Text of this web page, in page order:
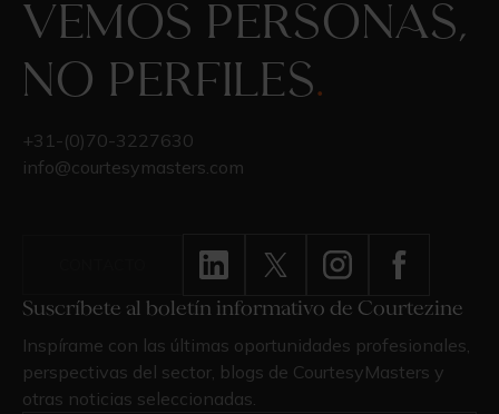
Vemos personas,
no perfiles.
+31-(0)70-3227630
info@courtesymasters.com
Suscríbete al boletín informativo de Courtezine
Inspírame con las últimas oportunidades profesionales,
perspectivas del sector, blogs de CourtesyMasters y
otras noticias seleccionadas.